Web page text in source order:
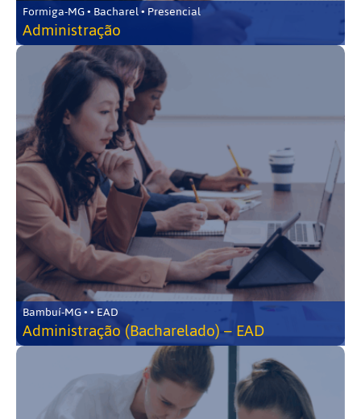
Formiga-MG • Bacharel • Presencial
Administração
Bambuí-MG • • EAD
Administração (Bacharelado) – EAD